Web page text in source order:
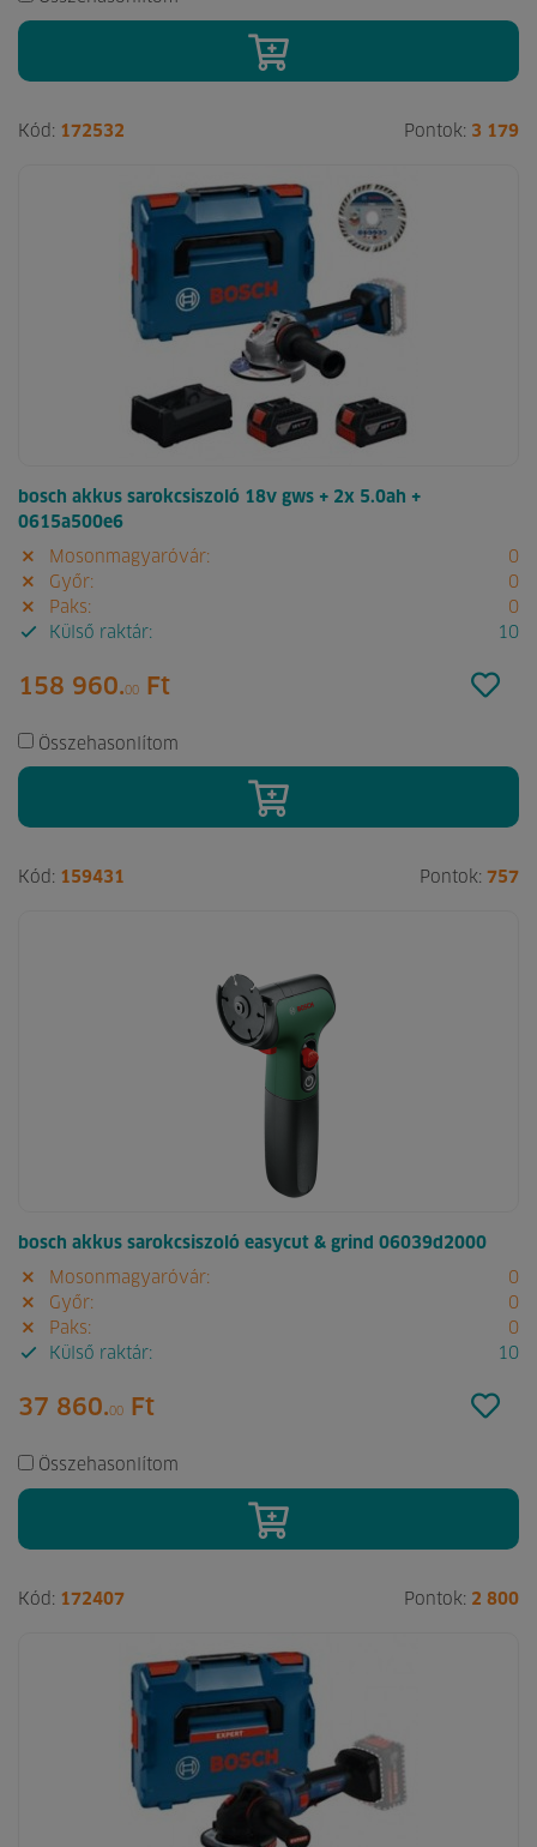
Kód: 172532 Pontok: 3 179
bosch akkus sarokcsiszoló 18v gws + 2x 5.0ah +
0615a500e6
Mosonmagyaróvár:
0
Győr:
0
Paks:
0
Külső raktár:
10
158 960.00 Ft
Összehasonlítom
Kód: 159431 Pontok: 757
bosch akkus sarokcsiszoló easycut & grind 06039d2000
Mosonmagyaróvár:
0
Győr:
0
Paks:
0
Külső raktár:
10
37 860.00 Ft
Összehasonlítom
Kód: 172407 Pontok: 2 800